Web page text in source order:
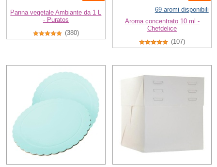
Panna vegetale Ambiante da 1 L
- Puratos
(380)
69 aromi disponibili
Aroma concentrato 10 ml -
Chefdelice
(107)